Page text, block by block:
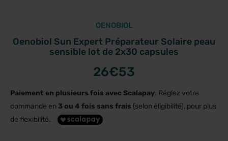
OENOBIOL
Oenobiol Sun Expert Préparateur Solaire peau
sensible lot de 2x30 capsules
26€53
Paiement en plusieurs fois avec Scalapay. Réglez votre
commande en 3 ou 4 fois sans frais (selon éligibilité), pour plus
de flexibilité.